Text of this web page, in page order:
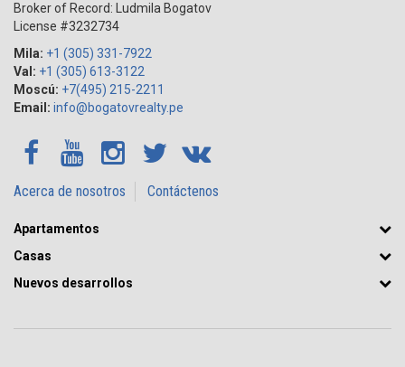
Broker of Record: Ludmila Bogatov
License #3232734
Mila: +1 (305) 331-7922
Val: +1 (305) 613-3122
Moscú: +7(495) 215-2211
Email: info@bogatovrealty.pe
Acerca de nosotros Contáctenos
Apartamentos
Casas
Nuevos desarrollos